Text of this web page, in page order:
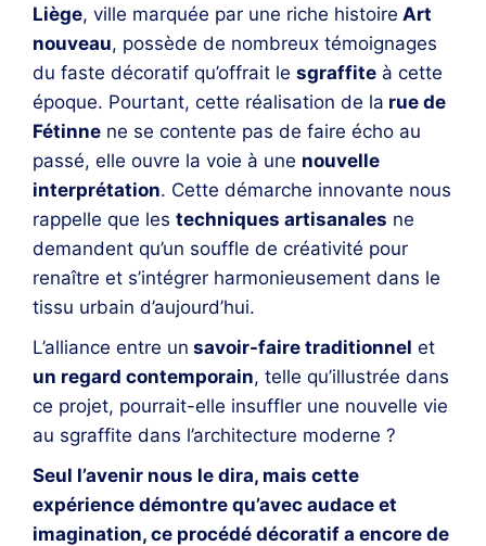
Liège, ville marquée par une riche histoire Art
nouveau, possède de nombreux témoignages
du faste décoratif qu’offrait le sgraffite à cette
époque. Pourtant, cette réalisation de la rue de
Fétinne ne se contente pas de faire écho au
passé, elle ouvre la voie à une nouvelle
interprétation. Cette démarche innovante nous
rappelle que les techniques artisanales ne
demandent qu’un souffle de créativité pour
renaître et s’intégrer harmonieusement dans le
tissu urbain d’aujourd’hui.
L’alliance entre un savoir-faire traditionnel et
un regard contemporain, telle qu’illustrée dans
ce projet, pourrait-elle insuffler une nouvelle vie
au sgraffite dans l’architecture moderne ?
Seul l’avenir nous le dira, mais cette
expérience démontre qu’avec audace et
imagination, ce procédé décoratif a encore de